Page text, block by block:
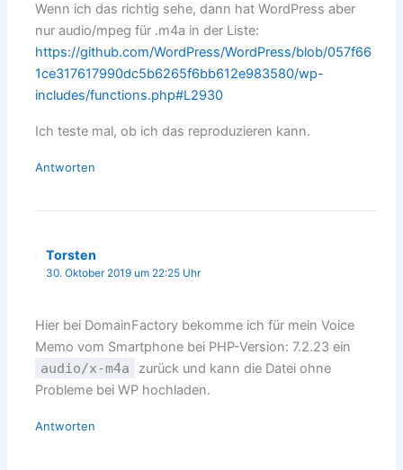
Wenn ich das richtig sehe, dann hat WordPress aber
nur audio/mpeg für .m4a in der Liste:
https://github.com/WordPress/WordPress/blob/057f66
1ce317617990dc5b6265f6bb612e983580/wp-
includes/functions.php#L2930
Ich teste mal, ob ich das reproduzieren kann.
Antworten
Torsten
30. Oktober 2019 um 22:25 Uhr
Hier bei DomainFactory bekomme ich für mein Voice
Memo vom Smartphone bei PHP-Version: 7.2.23 ein
audio/x-m4a
zurück und kann die Datei ohne
Probleme bei WP hochladen.
Antworten